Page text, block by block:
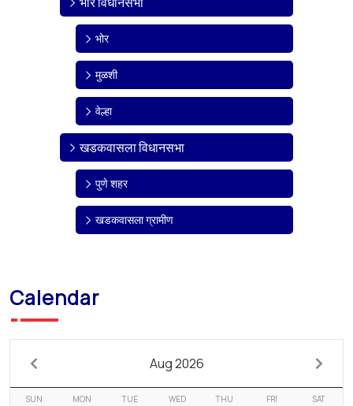
भोर
मुळशी
वेल्हा
खडकवासला विधानसभा
पुणे शहर
खडकवासला ग्रामीण
Calendar
Aug 2026
SUN MON TUE WED THU FRI SAT